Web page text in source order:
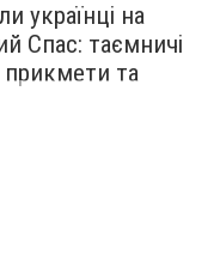
українці на
Спас: таємничі
прикмети та